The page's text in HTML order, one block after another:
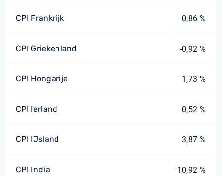
CPI Frankrijk 0,86 %
CPI Griekenland -0,92 %
CPI Hongarije 1,73 %
CPI Ierland 0,52 %
CPI IJsland 3,87 %
CPI India 10,92 %